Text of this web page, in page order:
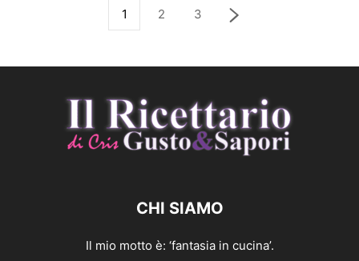
1 2 3
CHI SIAMO
Il mio motto è: ‘fantasia in cucina’.